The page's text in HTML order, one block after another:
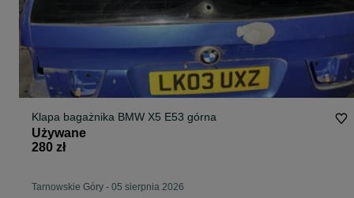
Klapa bagażnika BMW X5 E53 górna
Używane
280 zł
Tarnowskie Góry - 05 sierpnia 2026